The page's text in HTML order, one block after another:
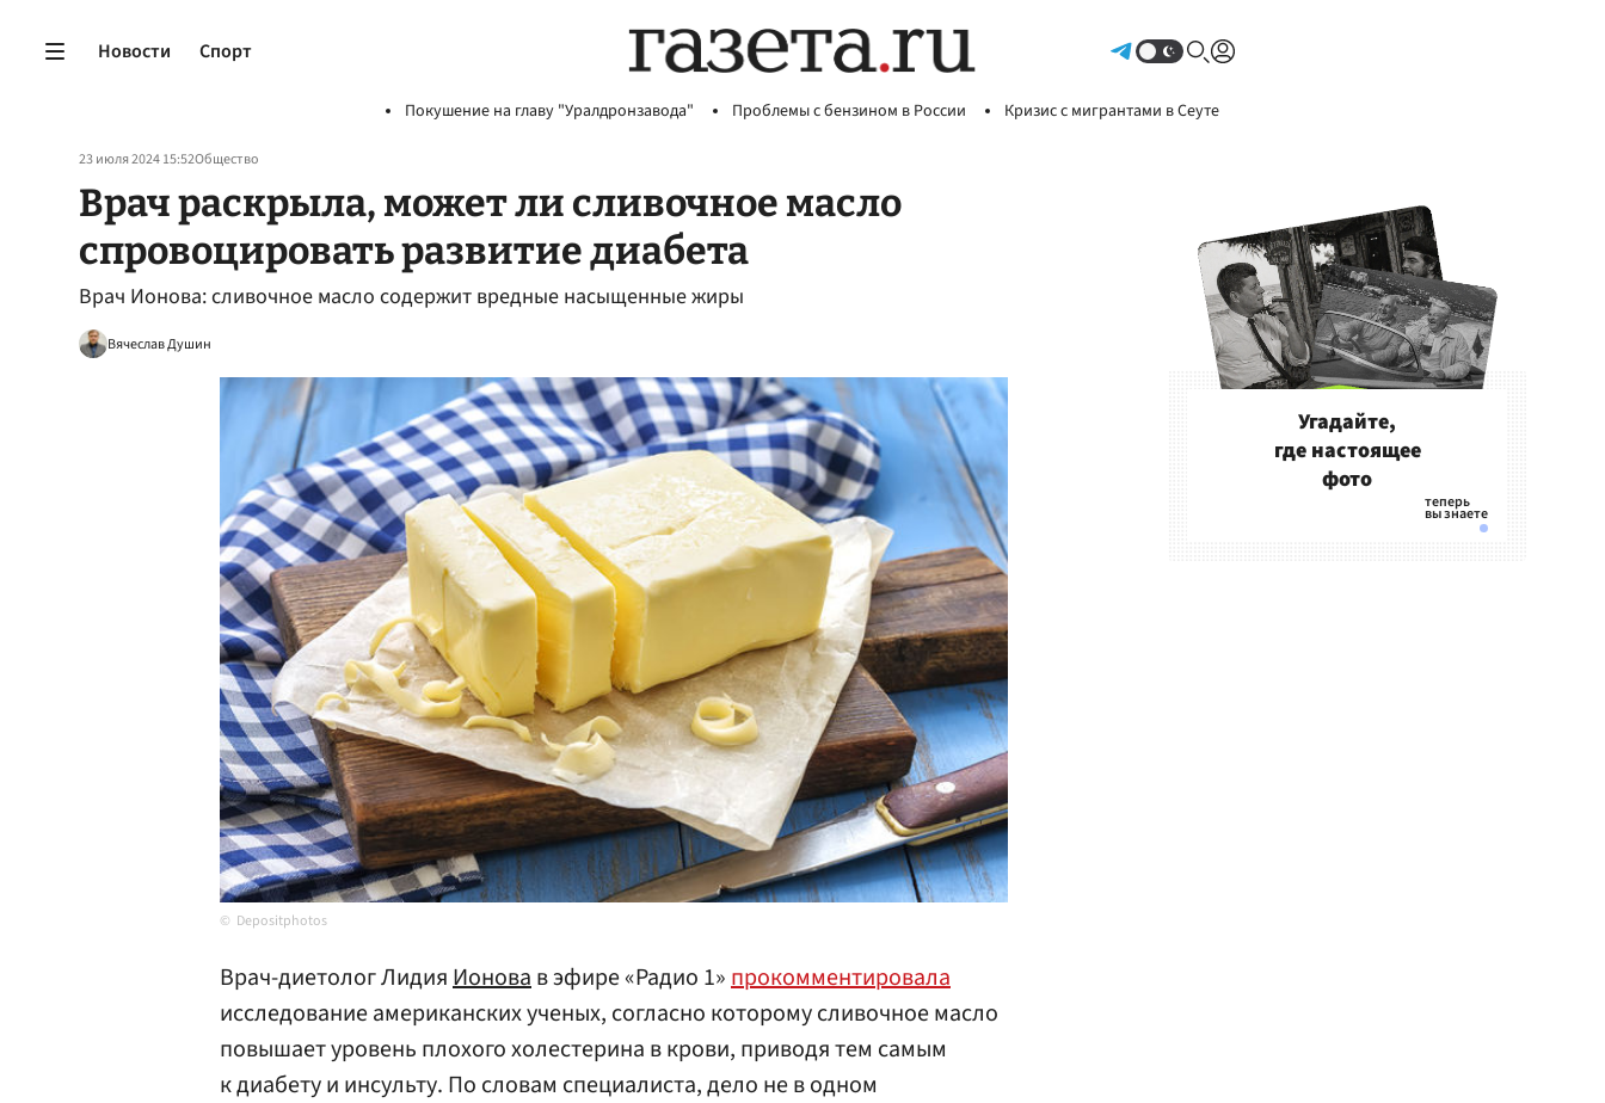
Новости Спорт
Покушение на главу "Уралдронзавода" Проблемы с бензином в России Кризис с мигрантами в Сеуте
23 июля 2024 15:52Общество
Врач раскрыла, может ли сливочное масло
спровоцировать развитие диабета
Врач Ионова: сливочное масло содержит вредные насыщенные жиры
Вячеслав Душин
Depositphotos
Врач-диетолог ЛидияИоновав эфире «Радио 1»прокомментировала
исследование американских ученых, согласно которому сливочное масло
повышает уровень плохого холестерина в крови, приводя тем самым
к диабету и инсульту. По словам специалиста, дело не в одном
Угадайте,
где настоящее
фото